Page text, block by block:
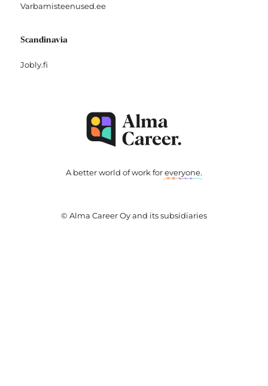
Varbamisteenused.ee
Scandinavia
Jobly.fi
A better world of work foreveryone.
© Alma Career Oy and its subsidiaries